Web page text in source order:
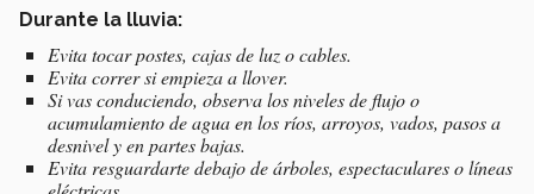
Durante la lluvia:
Evita tocar postes, cajas de luz o cables.
Evita correr si empieza a llover.
Si vas conduciendo, observa los niveles de flujo o
acumulamiento de agua en los ríos, arroyos, vados, pasos a
desnivel y en partes bajas.
Evita resguardarte debajo de árboles, espectaculares o líneas